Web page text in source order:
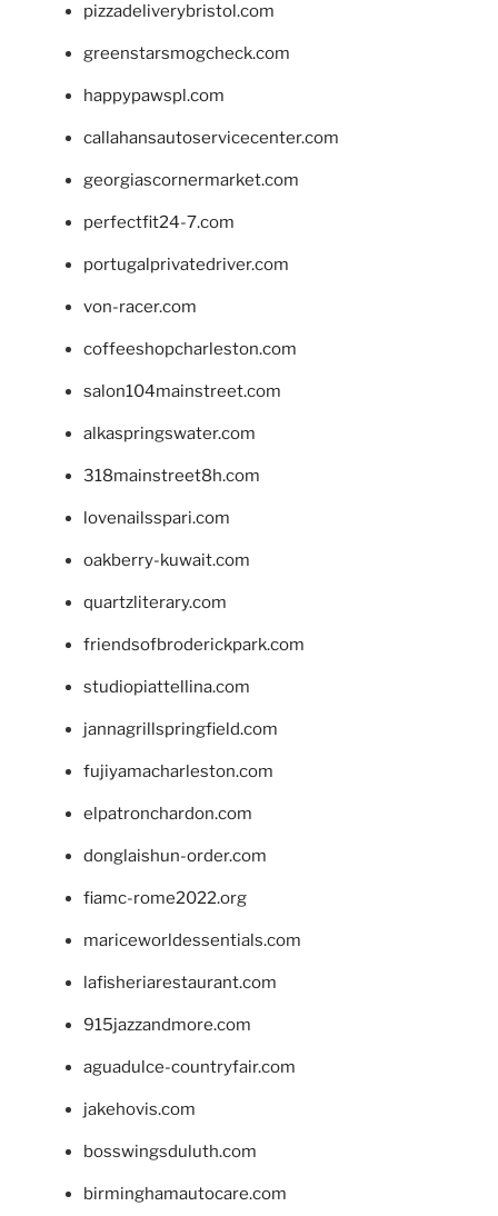
pizzadeliverybristol.com
greenstarsmogcheck.com
happypawspl.com
callahansautoservicecenter.com
georgiascornermarket.com
perfectfit24-7.com
portugalprivatedriver.com
von-racer.com
coffeeshopcharleston.com
salon104mainstreet.com
alkaspringswater.com
318mainstreet8h.com
lovenailsspari.com
oakberry-kuwait.com
quartzliterary.com
friendsofbroderickpark.com
studiopiattellina.com
jannagrillspringfield.com
fujiyamacharleston.com
elpatronchardon.com
donglaishun-order.com
fiamc-rome2022.org
mariceworldessentials.com
lafisheriarestaurant.com
915jazzandmore.com
aguadulce-countryfair.com
jakehovis.com
bosswingsduluth.com
birminghamautocare.com